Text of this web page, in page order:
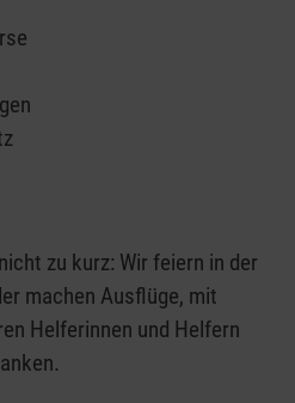
zu kurz: Wir feiern in der
machen Ausflüge, mit
Helferinnen und Helfern